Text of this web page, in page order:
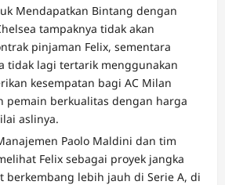
Mendapatkan Bintang dengan
tampaknya tidak akan
pinjaman Felix, sementara
tidak lagi tertarik menggunakan
kesempatan bagi AC Milan
pemain berkualitas dengan harga
aslinya.
Paolo Maldini dan tim
Felix sebagai proyek jangka
berkembang lebih jauh di Serie A, di